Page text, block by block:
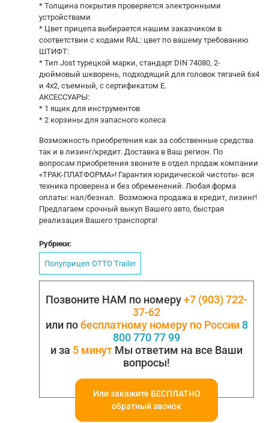
* Толщина покрытия проверяется электронными
устройствами
* Цвет прицепа выбирается нашим заказчиком в
соответствии с кодами RAL: цвет по вашему требованию
ШТИФТ:
* Тип Jost турецкой марки, стандарт DIN 74080, 2-
дюймовый шкворень, подходящий для головок тягачей 6x4
и 4x2, съемный, с сертификатом E.
АКСЕССУАРЫ:
* 1 ящик для инструментов
* 2 корзины для запасного колеса
Возможность приобретения как за собственные средства
так и в лизинг/кредит. Доставка в Ваш регион. По
вопросам приобретения звоните в отдел продаж компании
«ТРАК-ПЛАТФОРМА»! Гарантия юридической чистоты- вся
техника проверена и без обременений. Любая форма
оплаты: нал/безнал. Возможна продажа в кредит, лизинг!
Предлагаем срочный выкуп Вашего авто, быстрая
реализация Вашего транспорта!
Рубрики:
Полуприцеп OTTO Trailer
Позвоните НАМ по номеру+7 (903) 722-
37-62
или побесплатному номеру по России 8
800 770 77 99
и за 5 минут Мы ответим на все Ваши
вопросы!
Или закажите БЕСПЛАТНО
обратный звонок